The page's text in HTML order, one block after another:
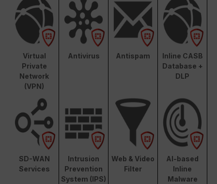
Virtual
Private
Network
(VPN)
Antivirus Antispam
Inline CASB
Database +
DLP
SD-WAN
Services
Intrusion
Prevention
System (IPS)
Web & Video
Filter
AI-based
Inline
Malware